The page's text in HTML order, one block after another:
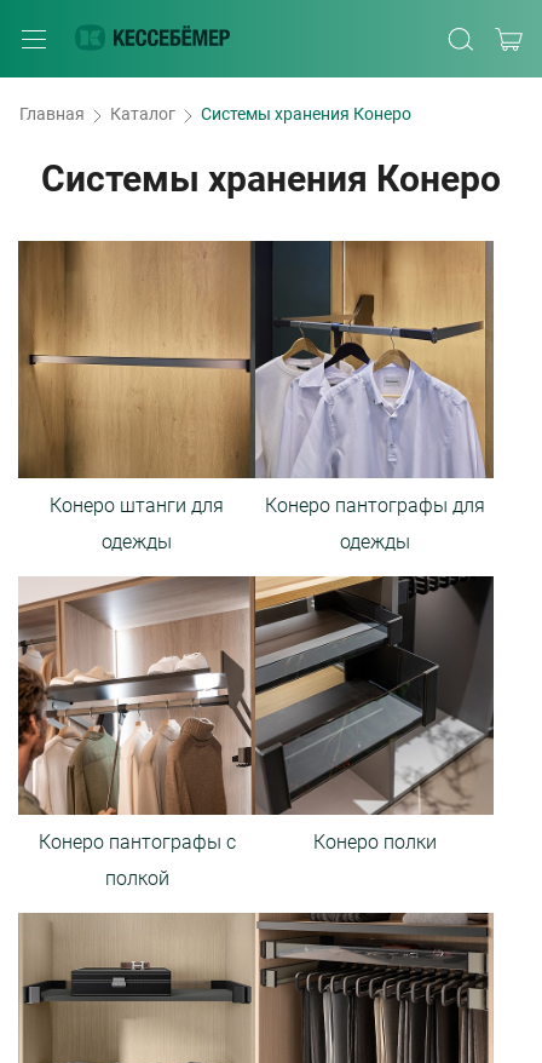
Главная Каталог Системы хранения Конеро
Системы хранения Конеро
Конеро штанги для
одежды
Конеро пантографы для
одежды
Конеро пантографы с
полкой
Конеро полки